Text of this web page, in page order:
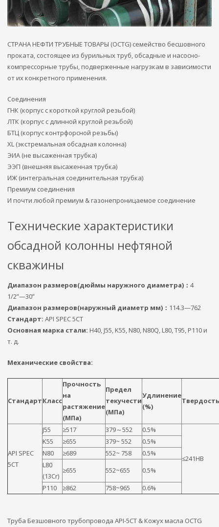
СТРАНА НЕФТИ ТРУБНЫЕ ТОВАРЫ (OCTG) семейство бесшовного
проката, состоящее из бурильных труб, обсадные и насосно-
компрессорные трубы, подверженные нагрузкам в зависимости
от их конкретного применения.
Соединения
ГНК (корпус с короткой круглой резьбой)
ЛТК (корпус с длинной круглой резьбой)
БТЦ (корпус контрфорсной резьбы)
XL (экстремальная обсадная колонна)
ЭИА (не высаженная трубка)
ЭЭП (внешняя высаженная трубка)
ИЖ (интегральная соединительная трубка)
Премиум соединения
И почти любой премиум & газонепроницаемое соединение
Технические характеристики
обсадной колонны нефтяной
скважины
Диапазон размеров(дюймы наружного диаметра)： 4
1/2”—30”
Диапазон размеров(наружный диаметр мм)： 114.3—762
Стандарт: АРІ SPEC 5СТ
Основная марка стали: Н40, J55, K55, N80, N80Q, L80, Т95, P110 и
т. д.
Механические свойства:
СтандартКласс
Прочность
на
растяжение
(МПа)
Предел
текучести
(МПа)
Удлинение
(%)
Твердость
АРІ SPEC
5СТ
J55 ≥517 379～552 0.5%
≤241HB
K55 ≥655 379~ 552
0.5%
N80
≥689 552~ 758
0.5%
L80
(13Cr)
≥655 552~655
0.5%
P110
≥862 758~965 0.6%
Труба Безшовного трубопровода API-5CT & Кожух масла OCTG